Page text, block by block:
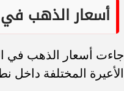
أسعار الذهب
جاءت أسعار الذهب في
الأعيرة المختلفة داخل